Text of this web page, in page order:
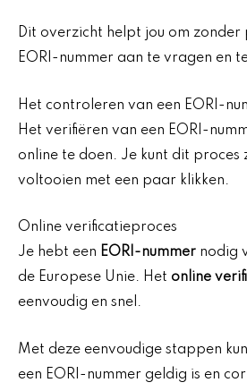
Dit overzicht helpt jou om zonder
EORI-nummer aan te vragen en
Het controleren van een EORI-
Het verifiëren van een EORI-
online te doen. Je kunt dit proces
voltooien met een paar klikken.
Online verificatieproces
Je hebt een EORI-nummer nodig
de Europese Unie. Het online
eenvoudig en snel.
Met deze eenvoudige stappen
een EORI-nummer geldig is en